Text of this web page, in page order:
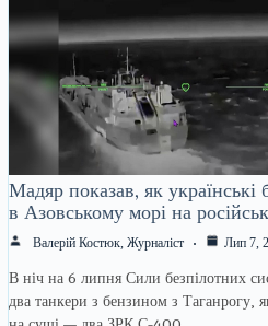
Мадяр показав, як
в Азовському морі на
Валерій Костюк, Журналіст Лип 7,
В ніч на 6 липня Сили безпілотних
два танкери з бензином з